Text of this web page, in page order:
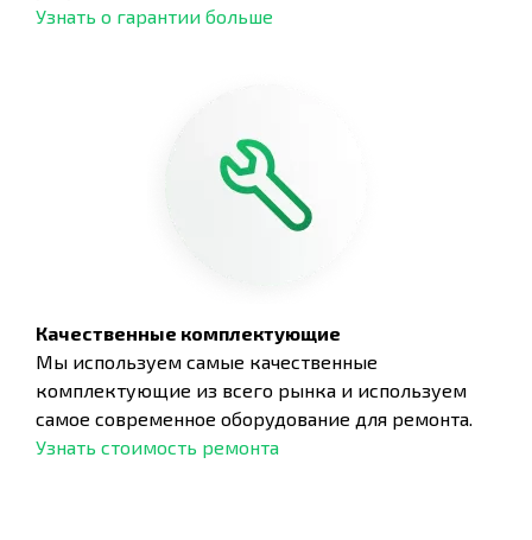
Узнать о гарантии больше
Качественные комплектующие
Мы используем самые качественные
комплектующие из всего рынка и используем
самое современное оборудование для ремонта.
Узнать стоимость ремонта